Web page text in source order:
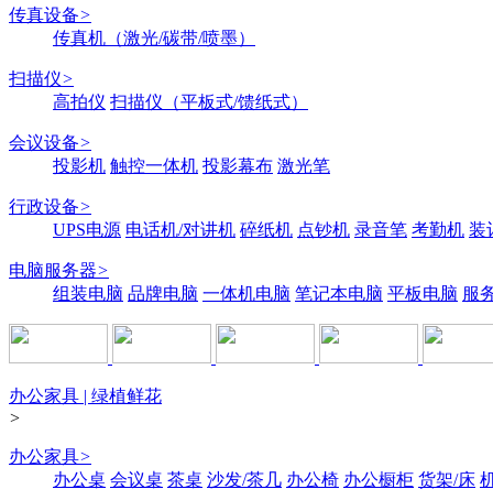
传真设备>
传真机（激光/碳带/喷墨）
扫描仪>
高拍仪 扫描仪（平板式/馈纸式）
会议设备>
投影机 触控一体机 投影幕布 激光笔
行政设备>
UPS电源 电话机/对讲机 碎纸机 点钞机 录音笔 考勤机 装
电脑服务器>
组装电脑 品牌电脑 一体机电脑 笔记本电脑 平板电脑 服
办公家具 | 绿植鲜花
>
办公家具>
办公桌 会议桌 茶桌 沙发/茶几 办公椅 办公橱柜 货架/床